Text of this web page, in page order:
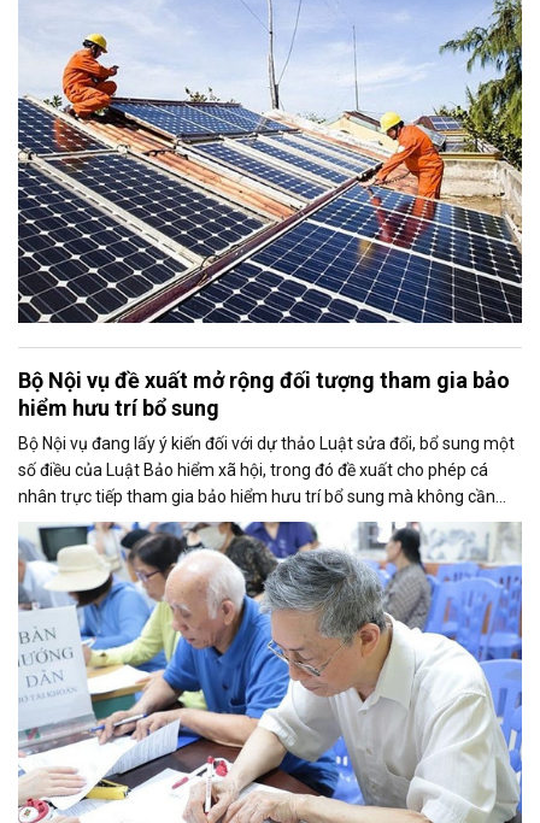
đó nâng tỷ lệ sản lượng điện dư được phép giao dịch từ 20% lên tối
đa 50%, tạo thêm động lực cho người dân và doanh nghiệp đầu tư
vào nguồn điện sạch.
Bộ Nội vụ đề xuất mở rộng đối tượng tham gia bảo
hiểm hưu trí bổ sung
Bộ Nội vụ đang lấy ý kiến đối với dự thảo Luật sửa đổi, bổ sung một
số điều của Luật Bảo hiểm xã hội, trong đó đề xuất cho phép cá
nhân trực tiếp tham gia bảo hiểm hưu trí bổ sung mà không cần
thông qua người sử dụng lao động. Dự thảo cũng điều chỉnh cách
tính thời gian đóng bảo hiểm xã hội nhằm bảo đảm quyền lợi cho
người tham gia.